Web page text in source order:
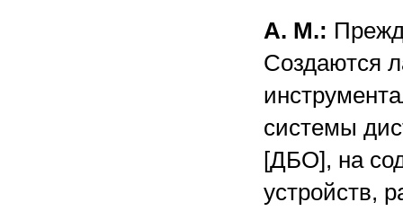
А. М.:
Создаются
системы
[ДБО], на
устройств,